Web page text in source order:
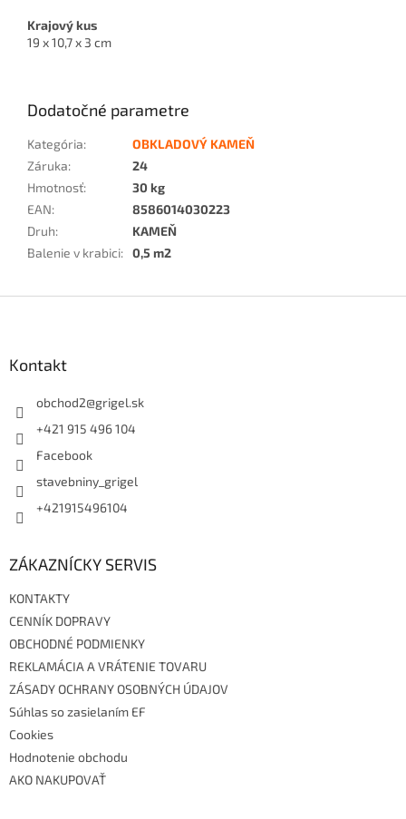
Krajový kus
19 x 10,7 x 3 cm
Dodatočné parametre
Kategória:
OBKLADOVÝ KAMEŇ
Záruka:
24
Hmotnosť:
30 kg
EAN:
8586014030223
Druh:
KAMEŇ
Balenie v krabici: 0,5 m2
Kontakt
obchod2@grigel.sk
+421 915 496 104
Facebook
stavebniny_grigel
+421915496104
ZÁKAZNÍCKY SERVIS
KONTAKTY
CENNÍK DOPRAVY
OBCHODNÉ PODMIENKY
REKLAMÁCIA A VRÁTENIE TOVARU
ZÁSADY OCHRANY OSOBNÝCH ÚDAJOV
Súhlas so zasielaním EF
Cookies
Hodnotenie obchodu
AKO NAKUPOVAŤ